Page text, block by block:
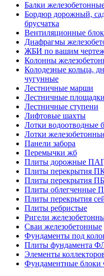
Балки
Бордюр дорожный,
брусчатка
Вентиляционные
Диафрагмы
ЖБИ по вашим
Колонны
Колодезные кольца,
чугунные
Лестничные марши
Лестничные
Лестничные ступени
Лифтовые шахты
Лотки водоотводные
Лотки
Панели забора
Перемычки жб
Плиты дорожные
Плиты перекрытия
Плиты перекрытия ПБ
Плиты облегченные
Плиты перекрытия
Плиты ребристые
Ригели
Сваи железобетонные
Фундаменты под
Плиты фундамента
Элементы
Фундаментные